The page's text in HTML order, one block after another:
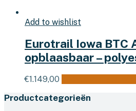
Add to wishlist
Eurotrail Iowa BTC
opblaasbaar –
€1.149,00
Productcategorieën